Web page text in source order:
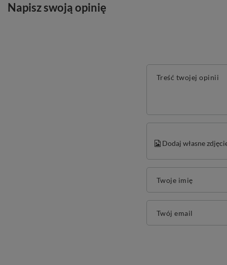
Napisz swoją opinię
Treść twojej opinii
Dodaj własne
Twoje imię
Twój email